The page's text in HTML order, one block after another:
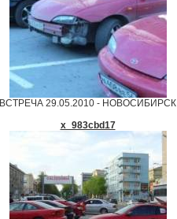
ВСТРЕЧА 29.05.2010 - НОВОСИБИРСК
x_983cbd17